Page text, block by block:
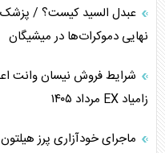
عبدل السید کیست؟ / پزشک
نهایی دموکرات‌ها در میشیگان
شرایط فروش نیسان وانت
زامیاد EX مرداد ۱۴۰۵
ماجرای خودآزاری پرز